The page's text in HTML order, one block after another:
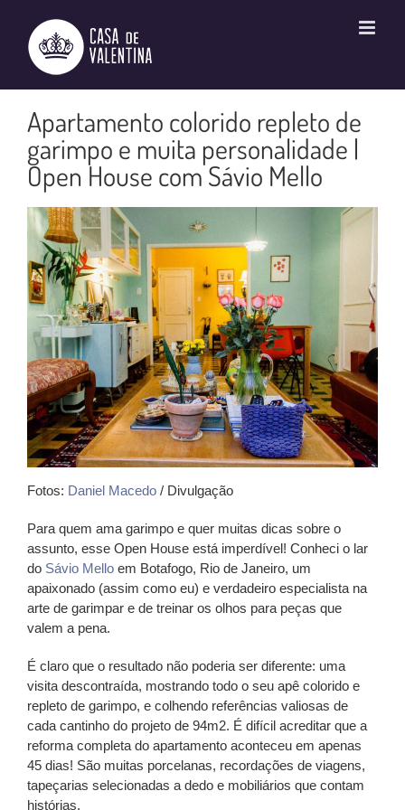
conteúdo
Apartamento colorido repleto de
garimpo e muita personalidade |
Open House com Sávio Mello
Fotos: Daniel Macedo / Divulgação
Para quem ama garimpo e quer muitas dicas sobre o
assunto, esse Open House está imperdível! Conheci o lar
do Sávio Mello em Botafogo, Rio de Janeiro, um
apaixonado (assim como eu) e verdadeiro especialista na
arte de garimpar e de treinar os olhos para peças que
valem a pena.
É claro que o resultado não poderia ser diferente: uma
visita descontraída, mostrando todo o seu apê colorido e
repleto de garimpo, e colhendo referências valiosas de
cada cantinho do projeto de 94m2. É difícil acreditar que a
reforma completa do apartamento aconteceu em apenas
45 dias! São muitas porcelanas, recordações de viagens,
tapeçarias selecionadas a dedo e mobiliários que contam
histórias.